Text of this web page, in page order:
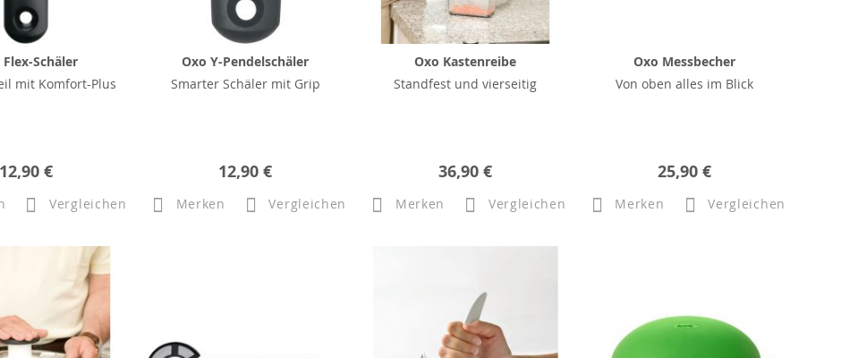
Schäler
mit Komfort-Plus
12,90 €
Vergleichen
Oxo Y-Pendelschäler
Smarter Schäler mit Grip
12,90 €
Merken Vergleichen
Oxo Kastenreibe
Standfest und vierseitig
36,90 €
Merken Vergleichen
Oxo Messbecher
Von oben alles im Blick
25,90 €
Merken Vergleichen